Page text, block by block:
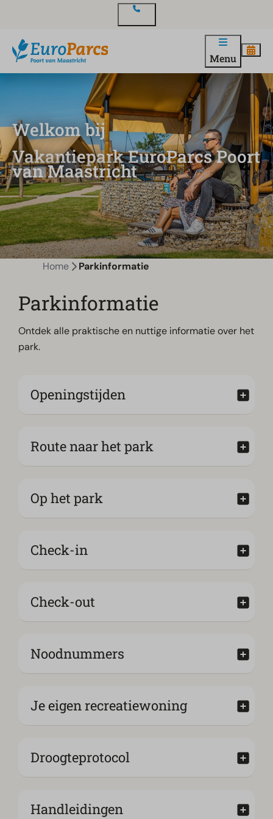
Menu
Welkom bij
Vakantiepark EuroParcs Poort
van Maastricht
Home Parkinformatie
Parkinformatie
Ontdek alle praktische en nuttige informatie over het
park.
Openingstijden
Route naar het park
Op het park
Check-in
Check-out
Noodnummers
Je eigen recreatiewoning
Droogteprotocol
Handleidingen